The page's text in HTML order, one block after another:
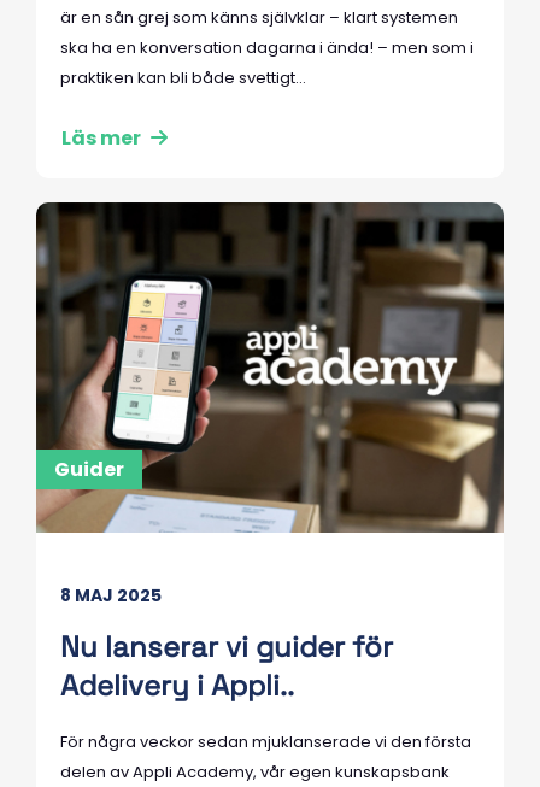
är en sån grej som känns självklar – klart systemen
ska ha en konversation dagarna i ända! – men som i
praktiken kan bli både svettigt...
Läs mer
Guider
8 MAJ 2025
Nu lanserar vi guider för
Adelivery i Appli..
För några veckor sedan mjuklanserade vi den första
delen av Appli Academy, vår egen kunskapsbank